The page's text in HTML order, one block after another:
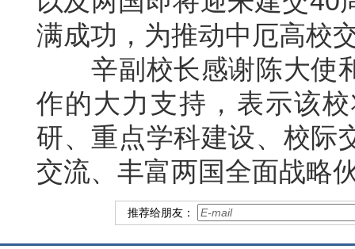
满成功，为推动中厄高校
辛副校长感谢陈大使和
作的大力支持，表示该
研、重点学科建设、校际
交流、丰富两国全面战略
推荐给朋友：